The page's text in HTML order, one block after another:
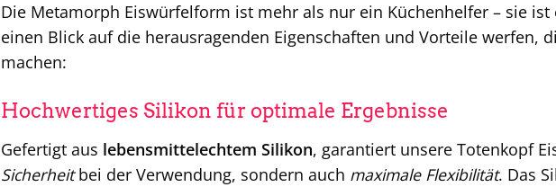
Die Metamorph Eiswürfelform ist mehr als nur ein Küchenhelfer – sie ist
einen Blick auf die herausragenden Eigenschaften und Vorteile werfen,
machen:
Hochwertiges Silikon für optimale Ergebnisse
Gefertigt aus lebensmittelechtem Silikon, garantiert unsere Totenkopf
Sicherheitbei der Verwendung, sondern auch maximale Flexibilität. Das